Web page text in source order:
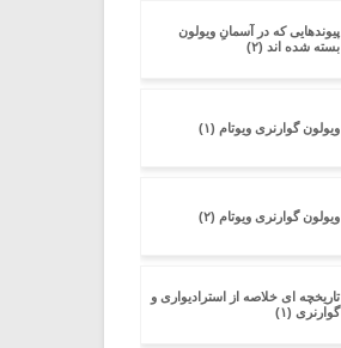
پیوندهایی که در آسمانِ ویولون
بسته شده اند (۲)
ویولون گوارنری ویوتام (۱)
ویولون گوارنری ویوتام (۲)
تاریخچه ای خلاصه از استرادیواری و
گوارنری (۱)